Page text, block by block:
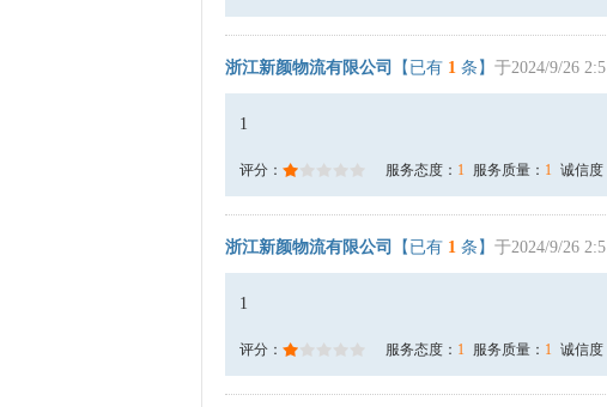
浙江新颜物流有限公司 【已有 1 条】 于2024/9/26
1
评分： 服务态度： 1 服务质量： 1 诚信度
浙江新颜物流有限公司 【已有 1 条】 于2024/9/26
1
评分： 服务态度： 1 服务质量： 1 诚信度